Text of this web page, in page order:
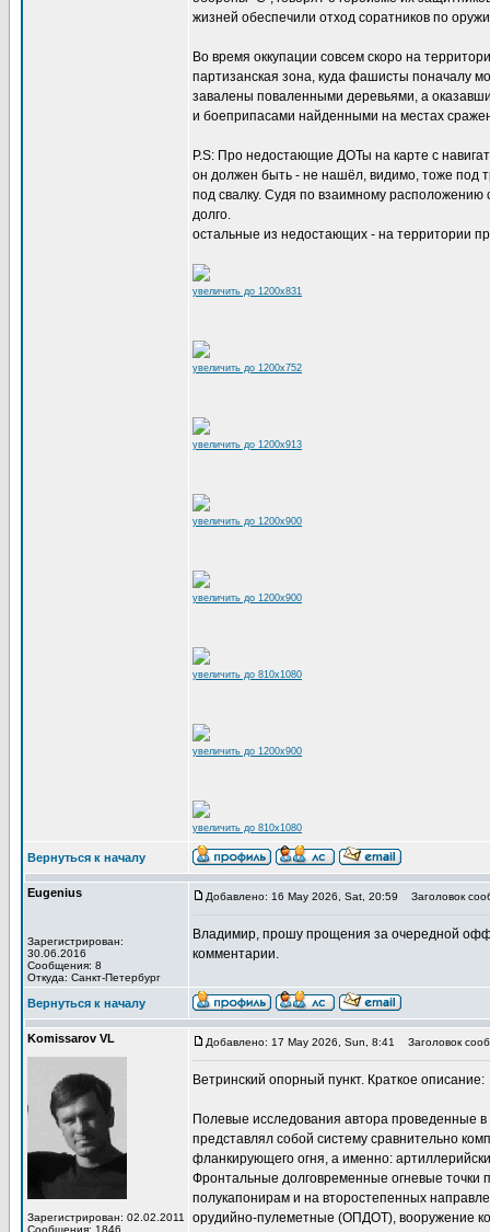
жизней обеспечили отход соратников по
Во время оккупации совсем скоро на
партизанская зона, куда фашисты поначалу
завалены поваленными деревьями, а
и боеприпасами найденными на местах
P.S: Про недостающие ДОТы на карте с
он должен быть - не нашёл, видимо, тоже под
под свалку. Судя по взаимному расположению
долго.
остальные из недостающих - на территории
увеличить до 1200x831
увеличить до 1200x752
увеличить до 1200x913
увеличить до 1200x900
увеличить до 1200x900
увеличить до 810x1080
увеличить до 1200x900
увеличить до 810x1080
Вернуться к началу
Eugenius
Зарегистрирован:
30.06.2016
Сообщения: 8
Откуда: Санкт-Петербург
Добавлено: 16 May 2026, Sat, 20:59 Заголовок
Владимир, прошу прощения за очередной
комментарии.
Вернуться к началу
Komissarov VL
Зарегистрирован: 02.02.2011
Сообщения: 1846
Добавлено: 17 May 2026, Sun, 8:41 Заголовок
Ветринский опорный пункт. Краткое описание:
Полевые исследования автора проведенные
представлял собой систему сравнительно
фланкирующего огня, а именно:
Фронтальные долговременные огневые точки
полукапонирам и на второстепенных
орудийно-пулеметные (ОПДОТ), вооружение